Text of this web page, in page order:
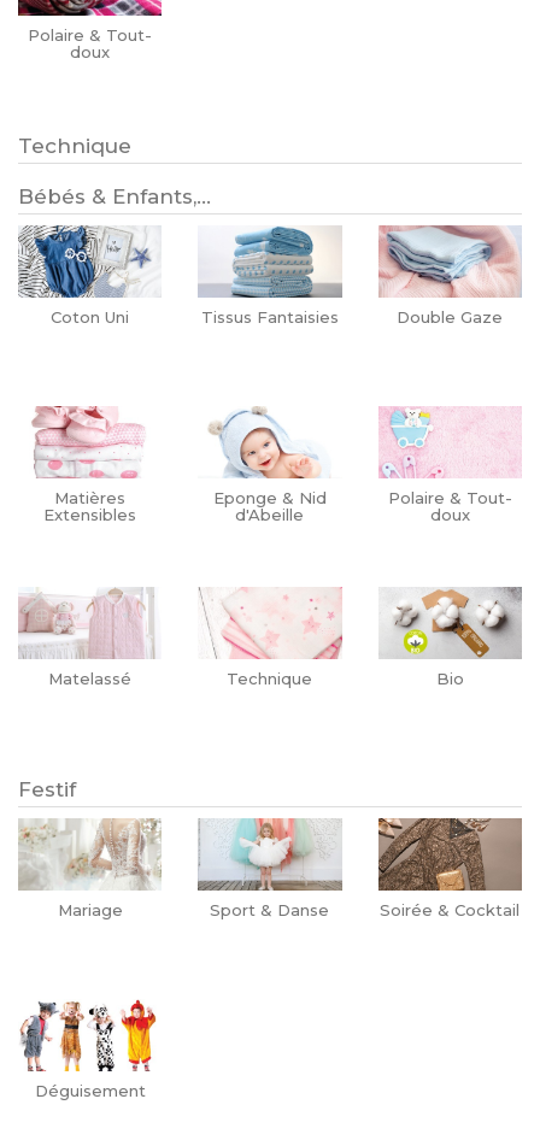
Polaire & Tout-
doux
Technique
Bébés & Enfants,...
Coton Uni Tissus Fantaisies Double Gaze
Matières
Extensibles
Eponge & Nid
d'Abeille
Polaire & Tout-
doux
Matelassé Technique Bio
Festif
Mariage Sport & Danse Soirée & Cocktail
Déguisement